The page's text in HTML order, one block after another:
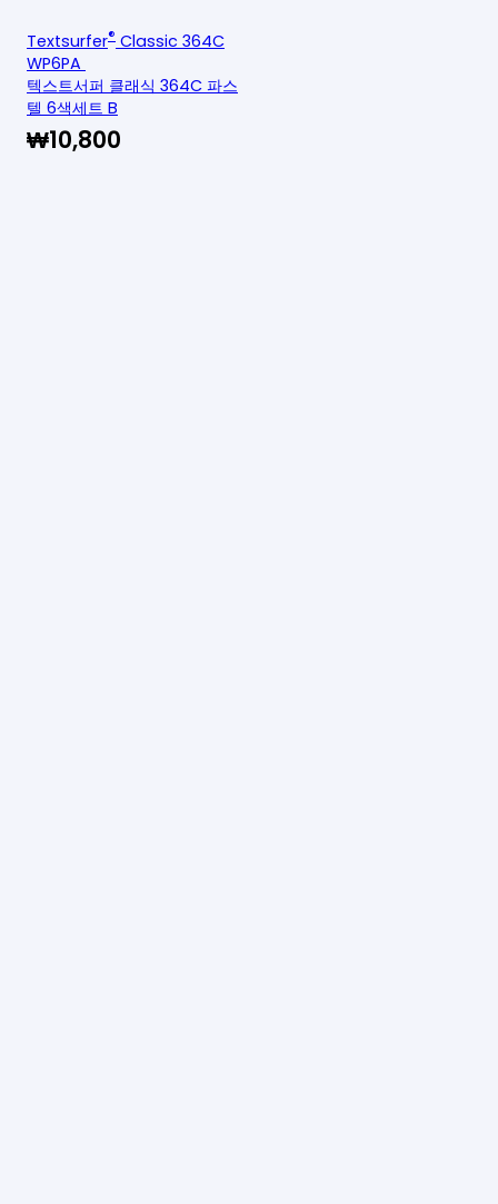
Textsurfer® Classic 364C
WP6PA
텍스트서퍼 클래식 364C 파스
텔 6색세트 B
₩10,800